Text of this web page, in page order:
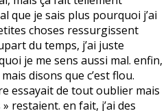
que je sais plus pourquoi j’ai
choses ressurgissent
du temps, j’ai juste
je me sens aussi mal. enfin,
disons que c’est flou.
essayait de tout oublier mais
restaient. en fait, j’ai des